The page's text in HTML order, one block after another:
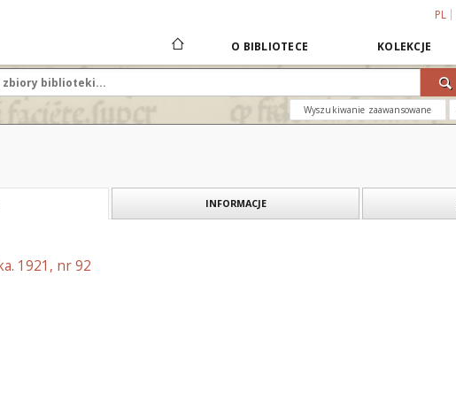
PL
O BIBLIOTECE KOLEKCJE
Wyszukiwanie zaawansowane
INFORMACJE
1921, nr 92